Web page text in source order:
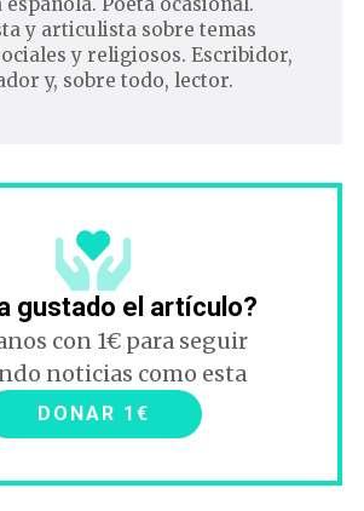
y articulista sobre temas
y religiosos. Escribidor,
y, sobre todo, lector.
gustado el artículo?
con 1€ para seguir
noticias como esta
DONAR 1€